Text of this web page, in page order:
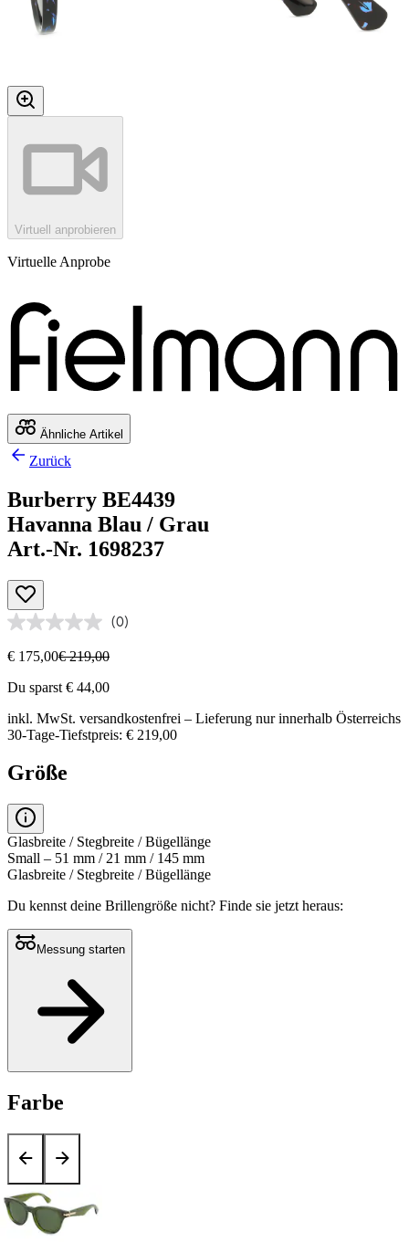
Virtuell anprobieren
Virtuelle Anprobe
Ähnliche Artikel
Zurück
Burberry BE4439
Havanna Blau / Grau
Art.-Nr. 1698237
(0)
€ 175,00€ 219,00
Du sparst € 44,00
inkl. MwSt. versandkostenfrei – Lieferung nur innerhalb Österreichs
30-Tage-Tiefstpreis: € 219,00
Größe
Glasbreite / Stegbreite / Bügellänge
Small – 51 mm / 21 mm / 145 mm
Glasbreite / Stegbreite / Bügellänge
Du kennst deine Brillengröße nicht? Finde sie jetzt heraus:
Messung starten
Farbe